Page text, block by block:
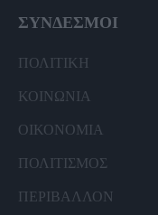
ΣΥΝΔΕΣΜΟΙ
ΠΟΛΙΤΙΚΗ
ΚΟΙΝΩΝΙΑ
ΟΙΚΟΝΟΜΙΑ
ΠΟΛΙΤΙΣΜΟΣ
ΠΕΡΙΒΑΛΛΟΝ